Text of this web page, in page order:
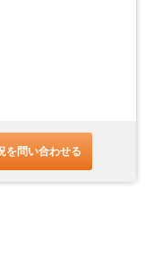
を問い合わせる